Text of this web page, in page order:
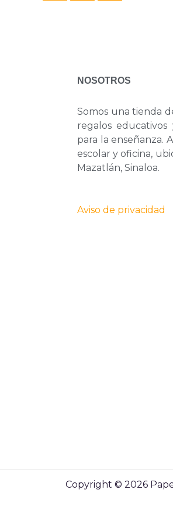
NOSOTROS
Somos una tienda
regalos
para la enseñanza.
escolar y oficina,
Mazatlán, Sinaloa.
Aviso de privacidad
Copyright © 2026